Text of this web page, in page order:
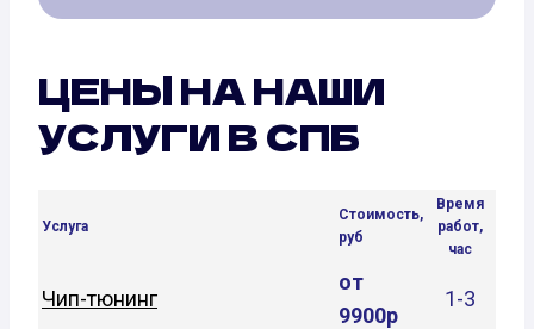
ЦЕНЫ НА НАШИ
УСЛУГИ В СПБ
Услуга
Стоимость,
руб
Время
работ,
час
Чип-тюнинг
от
9900р
1-3